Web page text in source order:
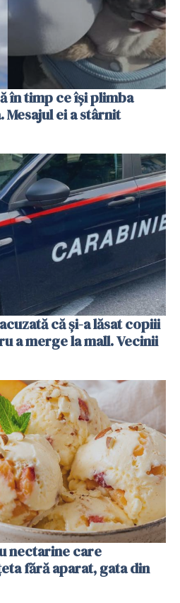
în timp ce își plimba
Mesajul ei a stârnit
că și-a lăsat copiii
a merge la mall. Vecinii
nectarine care
fără aparat, gata din